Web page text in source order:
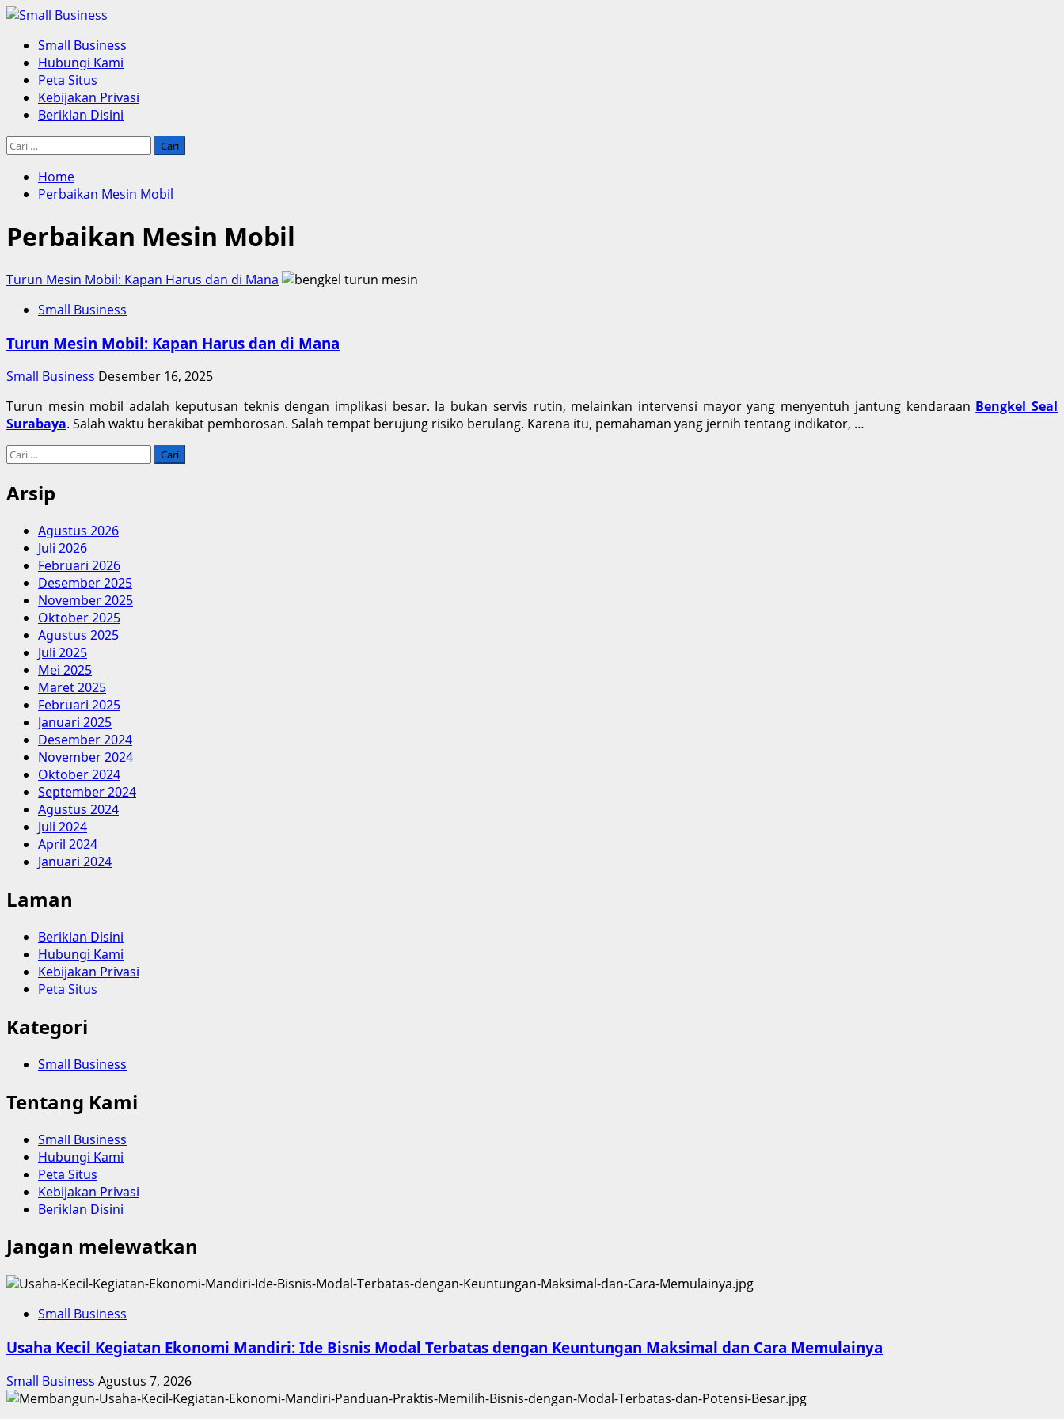
Skip
content
Primary
Menu
Small Business
Hubungi Kami
Peta Situs
Kebijakan Privasi
Beriklan Disini
Cari
Home
Perbaikan Mesin Mobil
Perbaikan Mesin Mobil
Turun Mesin Mobil: Kapan Harus dan di Mana
Small Business
Turun Mesin Mobil: Kapan Harus dan di Mana
Small Business Desember 16, 2025
Turun mesin mobil adalah keputusan teknis dengan implikasi besar. Ia bukan servis rutin, melainkan intervensi mayor yang menyentuh jantung kendaraan Bengkel Seal
Surabaya. Salah waktu berakibat pemborosan. Salah tempat berujung risiko berulang. Karena itu, pemahaman yang jernih tentang indikator, …
Cari
Arsip
Agustus 2026
Juli 2026
Februari 2026
Desember 2025
November 2025
Oktober 2025
Agustus 2025
Juli 2025
Mei 2025
Maret 2025
Februari 2025
Januari 2025
Desember 2024
November 2024
Oktober 2024
September 2024
Agustus 2024
Juli 2024
April 2024
Januari 2024
Laman
Beriklan Disini
Hubungi Kami
Kebijakan Privasi
Peta Situs
Kategori
Small Business
Tentang Kami
Small Business
Hubungi Kami
Peta Situs
Kebijakan Privasi
Beriklan Disini
Jangan melewatkan
Small Business
Usaha Kecil Kegiatan Ekonomi Mandiri: Ide Bisnis Modal Terbatas dengan Keuntungan Maksimal dan Cara Memulainya
Small Business Agustus 7, 2026